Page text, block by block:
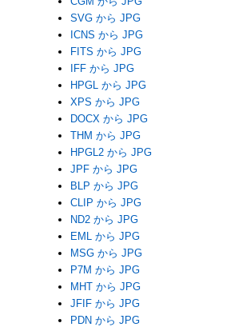
SVG から JPG
ICNS から JPG
FITS から JPG
IFF から JPG
HPGL から JPG
XPS から JPG
DOCX から JPG
THM から JPG
HPGL2 から JPG
JPF から JPG
BLP から JPG
CLIP から JPG
ND2 から JPG
EML から JPG
MSG から JPG
P7M から JPG
MHT から JPG
JFIF から JPG
PDN から JPG